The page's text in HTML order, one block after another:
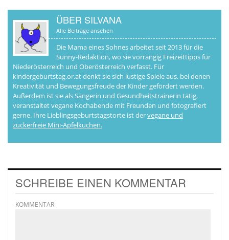
ÜBER SILVANA
Alle Beiträge ansehen
Die Mama eines Sohnes arbeitet seit 2013 für die
Sunny-Redaktion, wo sie vorrangig Freizeittipps für
Niederösterreich und Oberösterreich verfasst. Für
kindergeburtstag.or.at denkt sie sich lustige Spiele aus, bei denen
Kreativität und Bewegungsfreude der Kinder gefördert werden.
Außerdem ist sie als Sängerin und Gesundheitstrainerin tätig,
veranstaltet vegane Kochabende mit Freunden und fotografiert
gerne. Ihre Lieblingsgeburtstagstorte ist dervegane und
zuckerfreie Mini-Apfelkuchen.
SCHREIBE EINEN KOMMENTAR
KOMMENTAR